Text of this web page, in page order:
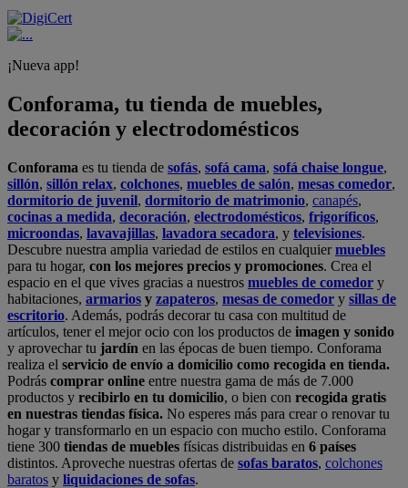
¡Nueva app!
Conforama, tu tienda de muebles,
decoración y electrodomésticos
Conforama es tu tienda de sofás, sofá cama, sofá chaise longue,
sillón, sillón relax, colchones, muebles de salón, mesas comedor,
dormitorio de juvenil, dormitorio de matrimonio, canapés,
cocinas a medida, decoración, electrodomésticos, frigoríficos,
microondas, lavavajillas, lavadora secadora, y televisiones.
Descubre nuestra amplia variedad de estilos en cualquiermuebles
para tu hogar, con los mejores precios y promociones. Crea el
espacio en el que vives gracias a nuestros muebles de comedor y
habitaciones, armarios y zapateros, mesas de comedor y sillas de
escritorio. Además, podrás decorar tu casa con multitud de
artículos, tener el mejor ocio con los productos de imagen y sonido
y aprovechar tu jardín en las épocas de buen tiempo. Conforama
realiza el servicio de envío a domicilio como recogida en tienda.
Podrás comprar online entre nuestra gama de más de 7.000
productos y recibirlo en tu domicilio, o bien con recogida gratis
en nuestras tiendas física. No esperes más para crear o renovar tu
hogar y transformarlo en un espacio con mucho estilo. Conforama
tiene 300 tiendas de muebles físicas distribuidas en 6 países
distintos. Aproveche nuestras ofertas de sofas baratos, colchones
baratos y liquidaciones de sofas.